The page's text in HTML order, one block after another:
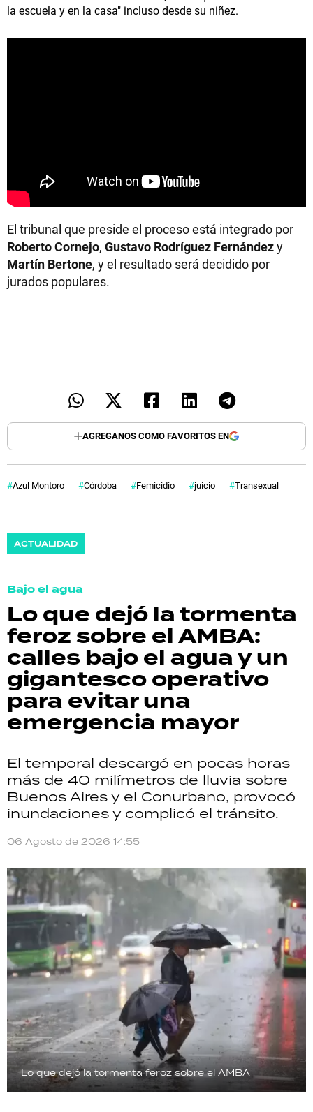
la escuela y en la casa" incluso desde su niñez.
El tribunal que preside el proceso está integrado por
Roberto Cornejo, Gustavo Rodríguez Fernándezy
Martín Bertone, y el resultado será decidido por
jurados populares.
AGREGANOS COMO FAVORITOS EN
Azul Montoro Córdoba Femicidio juicio Transexual
ACTUALIDAD
Bajo el agua
Lo que dejó la tormenta
feroz sobre el AMBA:
calles bajo el agua y un
gigantesco operativo
para evitar una
emergencia mayor
El temporal descargó en pocas horas
más de 40 milímetros de lluvia sobre
Buenos Aires y el Conurbano, provocó
inundaciones y complicó el tránsito.
06 Agosto de 2026 14:55
Lo que dejó la tormenta feroz sobre el AMBA